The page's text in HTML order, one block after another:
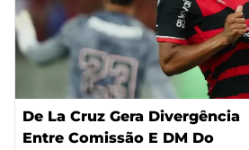
De La Cruz Gera Divergência
Entre Comissão E DM Do